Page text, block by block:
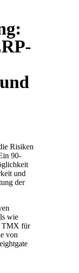
Risiken
90-
und
der
wie
TMX für
von